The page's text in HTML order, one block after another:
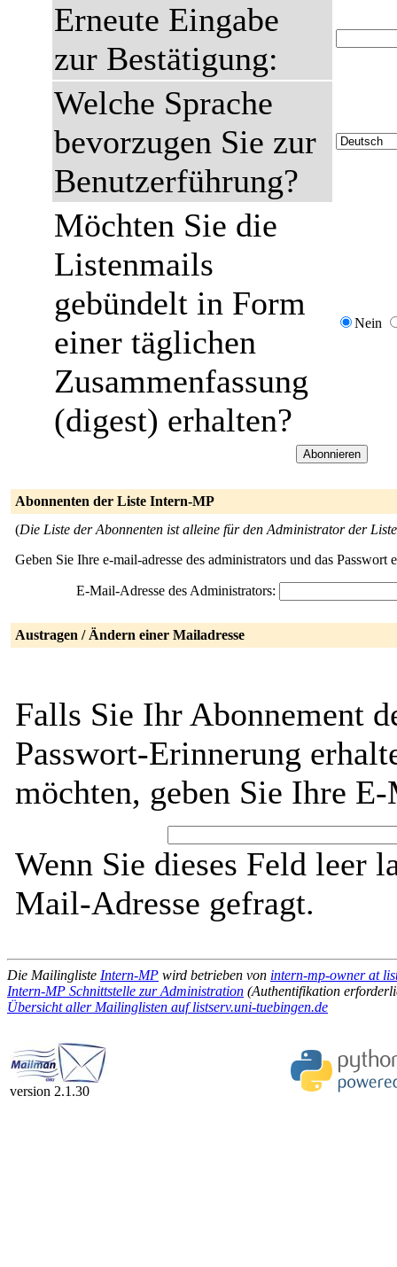
Erneute Eingabe
zur Bestätigung:
Welche Sprache
bevorzugen Sie zur
Benutzerführung?
Möchten Sie die
Listenmails
gebündelt in Form
einer täglichen
Zusammenfassung
(digest) erhalten?
Nein
Abonnenten der Liste Intern-MP
(Die Liste der Abonnenten ist alleine für den Administrator der
Geben Sie Ihre e-mail-adresse des administrators und das
E-Mail-Adresse des Administrators:
Austragen / Ändern einer Mailadresse
Falls Sie Ihr Abonnement
Passwort-Erinnerung
möchten, geben Sie Ihre
Wenn Sie dieses Feld leer
Mail-Adresse gefragt.
Die Mailingliste Intern-MP wird betrieben von intern-mp-owner at
Intern-MP Schnittstelle zur Administration (Authentifikation
Übersicht aller Mailinglisten auf listserv.uni-tuebingen.de
version 2.1.30